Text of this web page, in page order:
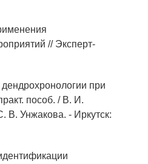
// Эксперт-
при
пособ. / В. И.
Унжакова. - Иркутск: